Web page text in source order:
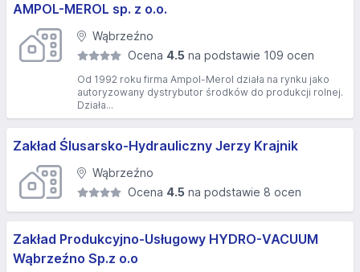
AMPOL-MEROL sp. z o.o.
Wąbrzeźno
Ocena 4.5 na podstawie 109 ocen
Od 1992 roku firma Ampol-Merol działa na rynku jako
autoryzowany dystrybutor środków do produkcji rolnej.
Działa...
Zakład Ślusarsko-Hydrauliczny Jerzy Krajnik
Wąbrzeźno
Ocena 4.5 na podstawie 8 ocen
Zakład Produkcyjno-Usługowy HYDRO-VACUUM
Wąbrzeźno Sp.z o.o